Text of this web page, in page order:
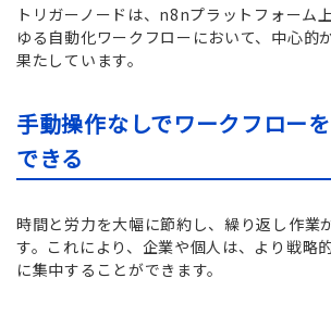
トリガーノードは、n8nプラットフォーム
ゆる自動化ワークフローにおいて、中心的
果たしています。
手動操作なしでワークフロー
できる
時間と労力を大幅に節約し、繰り返し作業
す。これにより、企業や個人は、より戦略
に集中することができます。